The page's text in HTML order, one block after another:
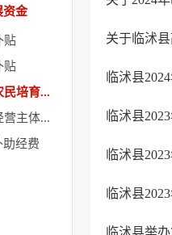
资金
贴
贴
民培育...
营主体...
助经费
关于临沭
临沭县
临沭县
临沭县
临沭县
临沭县举